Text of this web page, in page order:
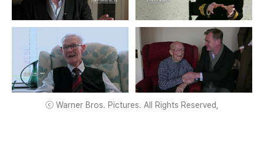
ⓒ Warner Bros. Pictures. All Rights Reserved,